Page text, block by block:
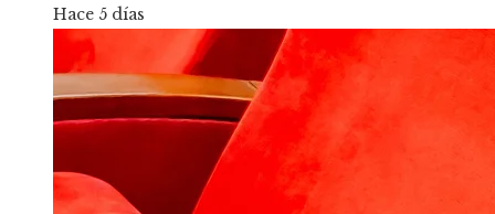
Hace 5 días